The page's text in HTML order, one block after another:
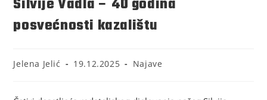
Silvije Vadla – 40 godina
posvećnosti kazalištu
Jelena Jelić 19.12.2025 Najave